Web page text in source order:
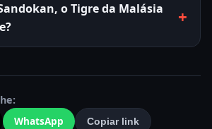
o Tigre da Malásia
WhatsApp Copiar link